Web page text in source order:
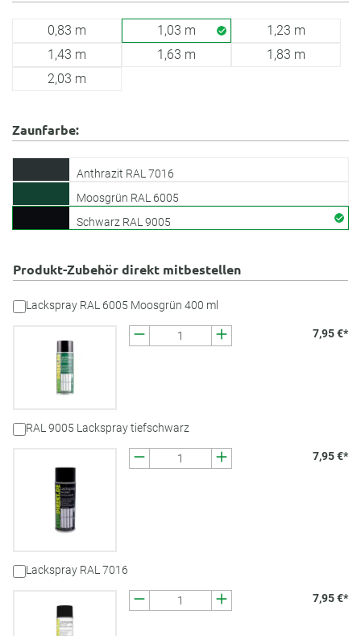
0,83 m 1,03 m
1,23 m
1,43 m
1,63 m
1,83 m
2,03 m
Zaunfarbe:
Anthrazit RAL 7016
Moosgrün RAL 6005
Schwarz RAL 9005
Produkt-Zubehör direkt mitbestellen
Lackspray RAL 6005 Moosgrün 400 ml
7,95 €*
RAL 9005 Lackspray tiefschwarz
7,95 €*
Lackspray RAL 7016
7,95 €*